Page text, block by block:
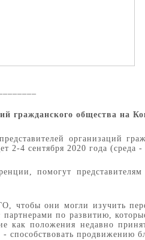
гражданского общества на
организаций
2-4 сентября 2020 года (среда
помогут
чтобы они могли изучить
партнерами по развитию,
как положения недавно
продвижению